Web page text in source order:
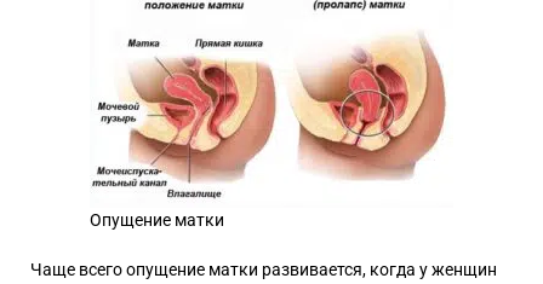
Опущение матки
Чаще всего опущение матки развивается, когда у женщин